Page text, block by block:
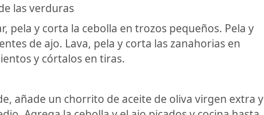
las verduras
pela y corta la cebolla en trozos pequeños. Pela y
de ajo. Lava, pela y corta las zanahorias en
y córtalos en tiras.
añade un chorrito de aceite de oliva virgen extra y